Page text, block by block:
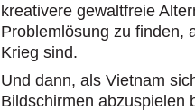
kreativere gewaltfreie
Problemlösung zu finden,
Krieg sind.
Und dann, als Vietnam
Bildschirmen abzuspielen